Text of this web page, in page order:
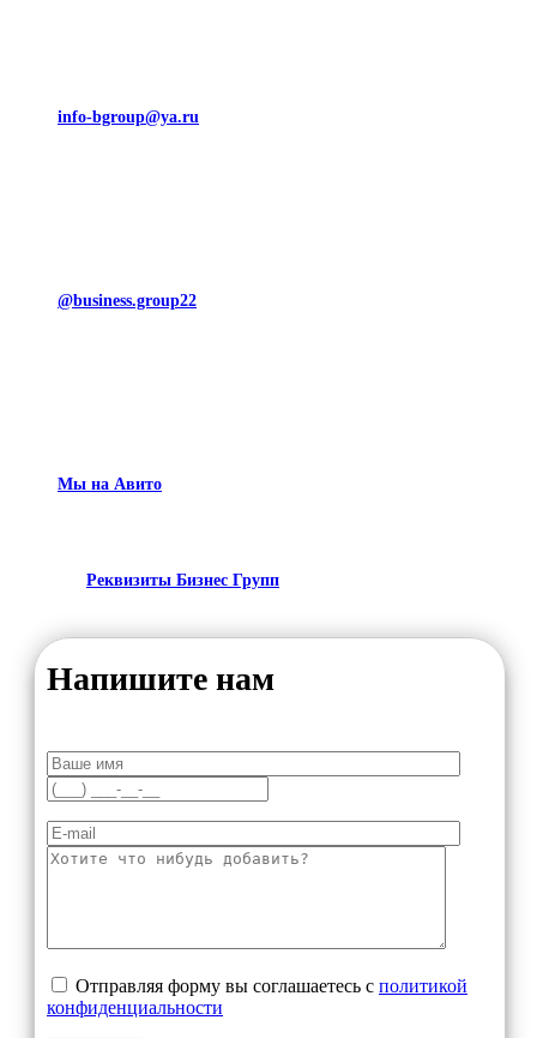
info-bgroup@ya.ru
@business.group22
Мы на Авито
Реквизиты Бизнес Групп
Напишите нам
Отправляя форму вы соглашаетесь с политикой
конфиденциальности